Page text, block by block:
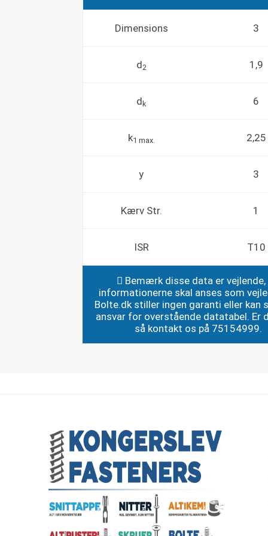
Dimensions 3
d2 1,9
dk 6
k1 max. 2,25
y 3
Kærv Str. 1
ISR T10
Bemærk disse data er vejlende,
informationerne skal anses som
Bolte.dk stiller ingen garanti eller kan
ansvar for overstående datatabel. Er
så kontakt os på 75154999.